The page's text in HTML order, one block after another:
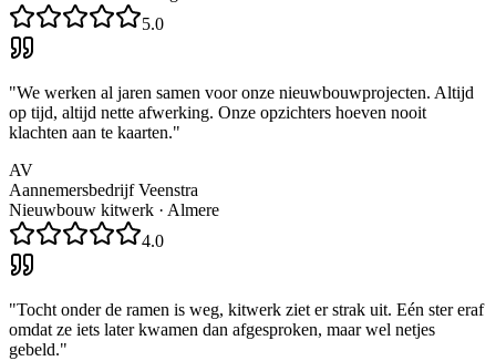
5.0
"We werken al jaren samen voor onze nieuwbouwprojecten. Altijd
op tijd, altijd nette afwerking. Onze opzichters hoeven nooit
klachten aan te kaarten."
AV
Aannemersbedrijf Veenstra
Nieuwbouw kitwerk · Almere
4.0
"Tocht onder de ramen is weg, kitwerk ziet er strak uit. Eén ster eraf
omdat ze iets later kwamen dan afgesproken, maar wel netjes
gebeld."